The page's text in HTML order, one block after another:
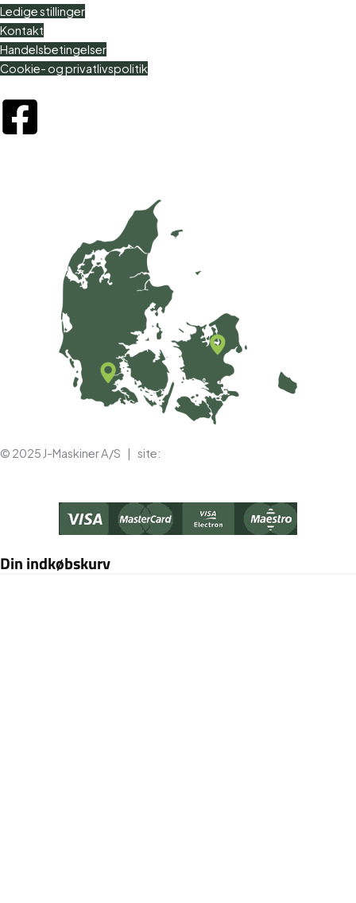
Ledige stillinger
Kontakt
Handelsbetingelser
Cookie- og privatlivspolitik
© 2025 J-Maskiner A/S | site:
Din indkøbskurv